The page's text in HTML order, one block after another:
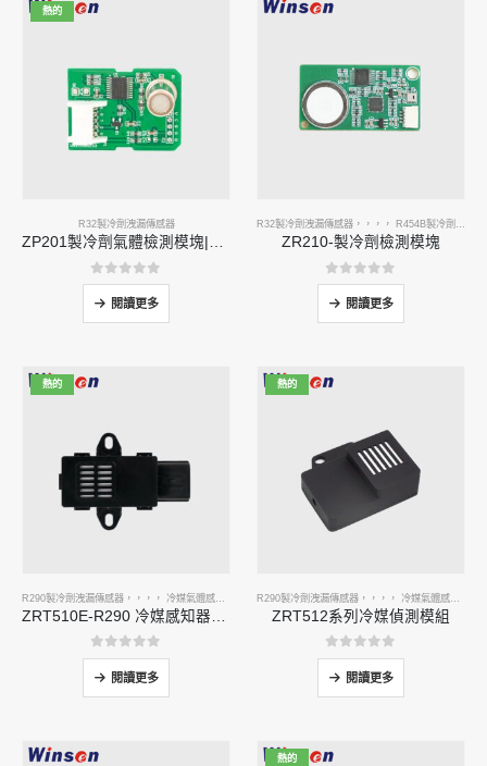
熱的
R32製冷劑洩漏傳感器
05分
閱讀更多
R32製冷劑洩漏傳感器 ，，，， R454B製冷劑洩漏傳感器
ZR210-製冷劑檢測模塊
05分
閱讀更多
熱的
R290製冷劑洩漏傳感器 ，，，， 冷媒氣體感測器
05分
閱讀更多
熱的
R290製冷劑洩漏傳感器 ，，，， 冷媒氣體感測器
ZRT512系列冷媒偵測模組
05分
閱讀更多
熱的